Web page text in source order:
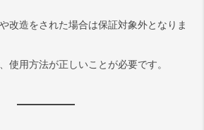
改造をされた場合は保証対象外となりま
使用方法が正しいことが必要です。